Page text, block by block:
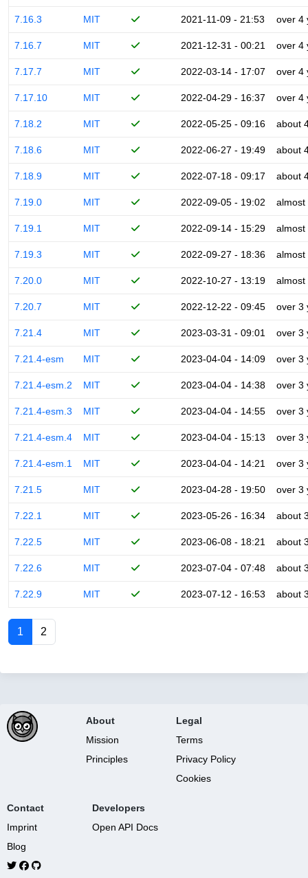
7.16.3 MIT 2021-11-09 - 21:53 over 4
7.16.7 MIT 2021-12-31 - 00:21 over 4
7.17.7 MIT 2022-03-14 - 17:07 over 4
7.17.10 MIT 2022-04-29 - 16:37 over 4
7.18.2 MIT 2022-05-25 - 09:16 about
7.18.6 MIT 2022-06-27 - 19:49 about
7.18.9 MIT 2022-07-18 - 09:17 about
7.19.0 MIT 2022-09-05 - 19:02 almost
7.19.1 MIT 2022-09-14 - 15:29 almost
7.19.3 MIT 2022-09-27 - 18:36 almost
7.20.0 MIT 2022-10-27 - 13:19 almost
7.20.7 MIT 2022-12-22 - 09:45 over 3
7.21.4 MIT 2023-03-31 - 09:01 over 3
7.21.4-esm MIT 2023-04-04 - 14:09 over 3
7.21.4-esm.2 MIT 2023-04-04 - 14:38 over 3
7.21.4-esm.3 MIT 2023-04-04 - 14:55 over 3
7.21.4-esm.4 MIT 2023-04-04 - 15:13 over 3
7.21.4-esm.1 MIT 2023-04-04 - 14:21 over 3
7.21.5 MIT 2023-04-28 - 19:50 over 3
7.22.1 MIT 2023-05-26 - 16:34 about
7.22.5 MIT 2023-06-08 - 18:21 about
7.22.6 MIT 2023-07-04 - 07:48 about
7.22.9 MIT 2023-07-12 - 16:53 about
1 2
About
Mission
Principles
Legal
Terms
Privacy Policy
Cookies
Contact
Imprint
Blog
Developers
Open API Docs